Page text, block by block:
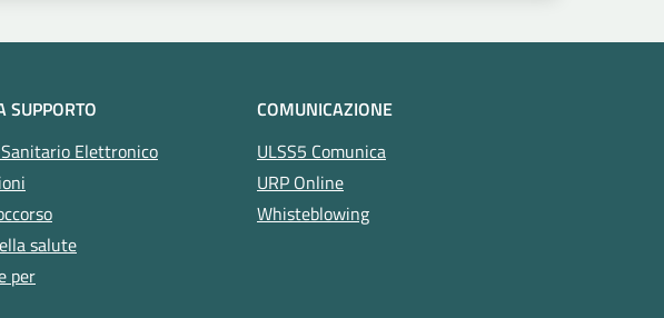
SUPPORTO
Sanitario Elettronico
salute
per
COMUNICAZIONE
ULSS5 Comunica
URP Online
Whisteblowing